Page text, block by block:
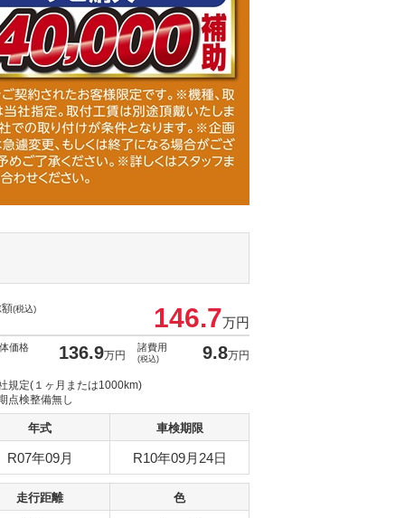
(税込) 146.7万円
価格 136.9万円
諸費用
(税込) 9.8万円
規定(１ヶ月または1000km)
点検整備無し
年式 車検期限
R07年09月 R10年09月24日
走行距離 色